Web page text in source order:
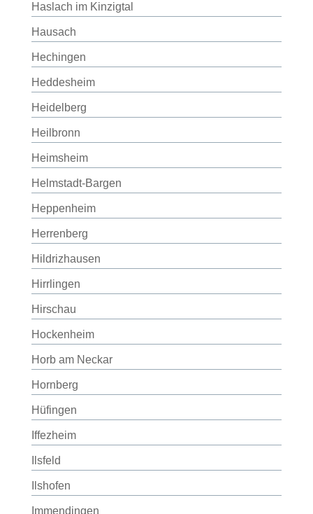
Haslach im Kinzigtal
Hausach
Hechingen
Heddesheim
Heidelberg
Heilbronn
Heimsheim
Helmstadt-Bargen
Heppenheim
Herrenberg
Hildrizhausen
Hirrlingen
Hirschau
Hockenheim
Horb am Neckar
Hornberg
Hüfingen
Iffezheim
Ilsfeld
Ilshofen
Immendingen